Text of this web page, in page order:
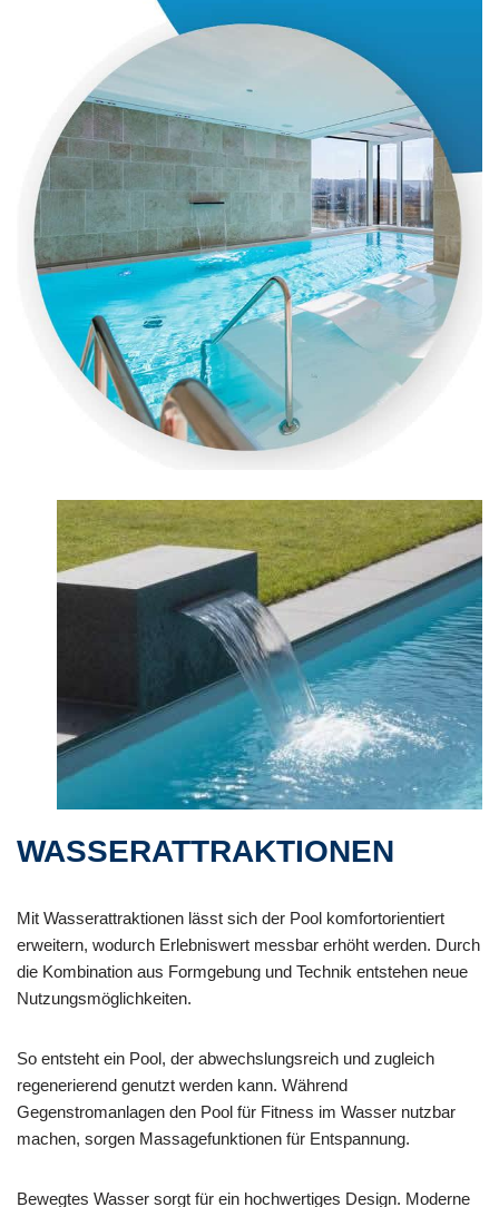
WASSERATTRAKTIONEN
Mit Wasserattraktionen lässt sich der Pool komfortorientiert
erweitern, wodurch Erlebniswert messbar erhöht werden. Durch
die Kombination aus Formgebung und Technik entstehen neue
Nutzungsmöglichkeiten.
So entsteht ein Pool, der abwechslungsreich und zugleich
regenerierend genutzt werden kann. Während
Gegenstromanlagen den Pool für Fitness im Wasser nutzbar
machen, sorgen Massagefunktionen für Entspannung.
Bewegtes Wasser sorgt für ein hochwertiges Design. Moderne